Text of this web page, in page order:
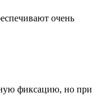
очень
фиксацию, но при